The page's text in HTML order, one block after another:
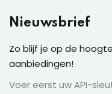
Nieuwsbrief
Zo blijf je op de
aanbiedingen!
Voer eerst uw API-